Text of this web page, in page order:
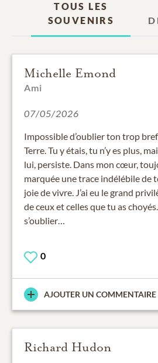
TOUS LES
SOUVENIRS
Michelle Emond
Ami
07/05/2026
Impossible d’oublier ton trop
Terre. Tu y étais, tu n’y es plus,
lui, persiste. Dans mon cœur,
marquée une trace indélébile de
joie de vivre. J’ai eu le grand
de ceux et celles que tu as
s’oublier…
0
AJOUTER UN COMMENTAIRE
Richard Hudon